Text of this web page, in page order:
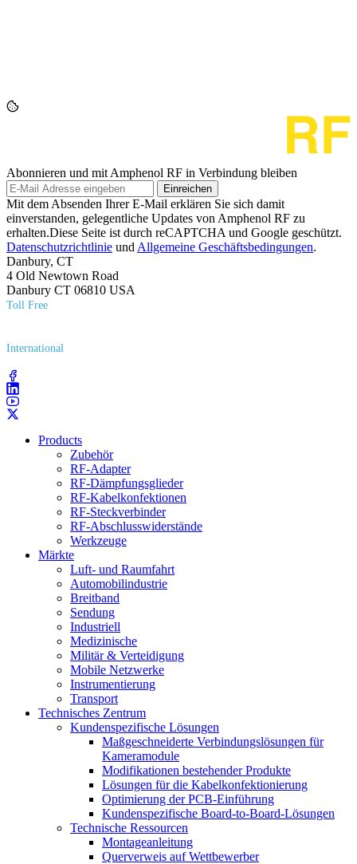
Abonnieren und mit Amphenol RF in Verbindung bleiben
Einreichen
Mit dem Absenden Ihrer E-Mail erklären Sie sich damit
einverstanden, gelegentliche Updates von Amphenol RF zu
erhalten.Diese Seite ist durch reCAPTCHA und Google geschützt.
Datenschutzrichtlinie und Allgemeine Geschäftsbedingungen.
Danbury, CT
4 Old Newtown Road
Danbury CT 06810 USA
Toll Free
International
Products
Zubehör
RF-Adapter
RF-Dämpfungsglieder
RF-Kabelkonfektionen
RF-Steckverbinder
RF-Abschlusswiderstände
Werkzeuge
Märkte
Luft- und Raumfahrt
Automobilindustrie
Breitband
Sendung
Industriell
Medizinische
Militär & Verteidigung
Mobile Netzwerke
Instrumentierung
Transport
Technisches Zentrum
Kundenspezifische Lösungen
Maßgeschneiderte Verbindungslösungen für
Kameramodule
Modifikationen bestehender Produkte
Lösungen für die Kabelkonfektionierung
Optimierung der PCB-Einführung
Kundenspezifische Board-to-Board-Lösungen
Technische Ressourcen
Montageanleitung
Querverweis auf Wettbewerber